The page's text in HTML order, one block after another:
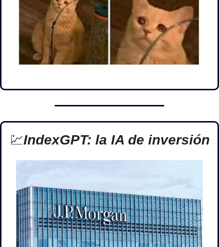
💹IndexGPT: la IA de inversión